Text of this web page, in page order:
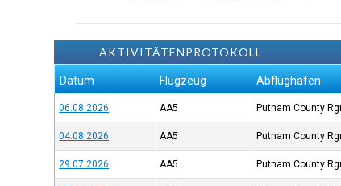
AKTIVITÄTENPROTOKOLL
Datum Flugzeug Abflughafen
06.08.2026 AA5 Putnam County
04.08.2026 AA5 Putnam County
29.07.2026 AA5 Putnam County